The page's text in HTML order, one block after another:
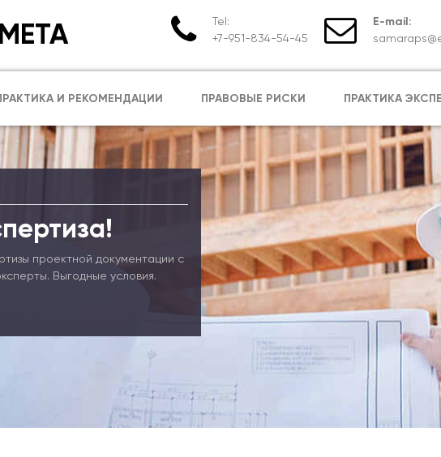
Tel:
+7-951-834-54-45
E-mail:
И РЕКОМЕНДАЦИИ ПРАВОВЫЕ РИСКИ ПРАКТИКА
проектной документации с
Выгодные условия.